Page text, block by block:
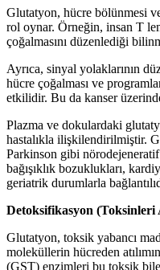
Glutatyon, hücre bölünmesi
rol oynar. Örneğin, insan T
çoğalmasını düzenlediği
Ayrıca, sinyal yolaklarının
hücre çoğalması ve
etkilidir. Bu da kanser
Plazma ve dokulardaki
hastalıkla ilişkilendirilmiştir.
Parkinson gibi
bağışıklık bozuklukları,
geriatrik durumlarla
Detoksifikasyon (Toksinleri
Glutatyon, toksik yabancı
moleküllerin hücreden
(GST) enzimleri bu toksik